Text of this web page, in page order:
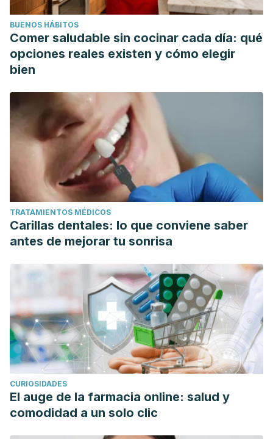
BUENOS HÁBITOS
Comer saludable sin cocinar cada día: qué
opciones reales existen y cómo elegir
bien
TRATAMIENTOS MÉDICOS
Carillas dentales: lo que conviene saber
antes de mejorar tu sonrisa
CURIOSIDADES
El auge de la farmacia online: salud y
comodidad a un solo clic